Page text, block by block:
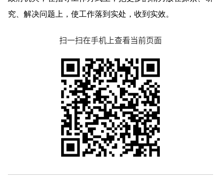
究、解决问题上，使工作落到实处，收到实效。
扫一扫在手机上查看当前页面